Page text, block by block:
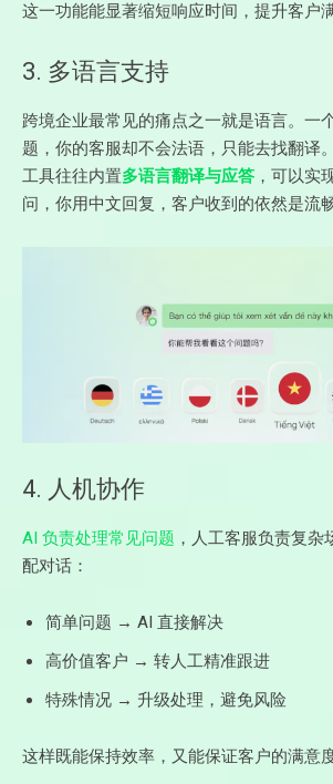
这一功能能显著缩短响应时间，提升客户满
3. 多语言支持
跨境企业最常见的痛点之一就是语言。一
题，你的客服却不会法语，只能去找翻译
工具往往内置多语言翻译与应答 ，可以实
问，你用中文回复，客户收到的依然是流畅
4. 人机协作
AI 负责处理常见问题 ，人工客服负责复
配对话：
简单问题 → AI 直接解决
高价值客户 → 转人工精准跟进
特殊情况 → 升级处理，避免风险
这样既能保持效率，又能保证客户的满意度